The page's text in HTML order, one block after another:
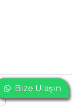
Saklıdır
Bize Ulaşın
Bize Ulaşın
Bize Ulaşın